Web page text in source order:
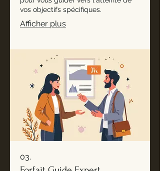
vos objectifs spécifiques.
Afficher plus
03.